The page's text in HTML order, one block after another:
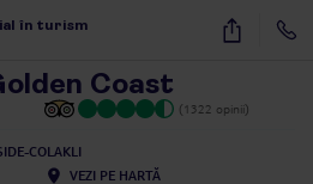
în turism 67
Coast
(1322 opinii)
COLAKLI
VEZI PE HARTĂ